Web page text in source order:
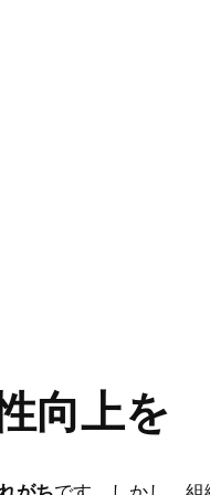
向上を